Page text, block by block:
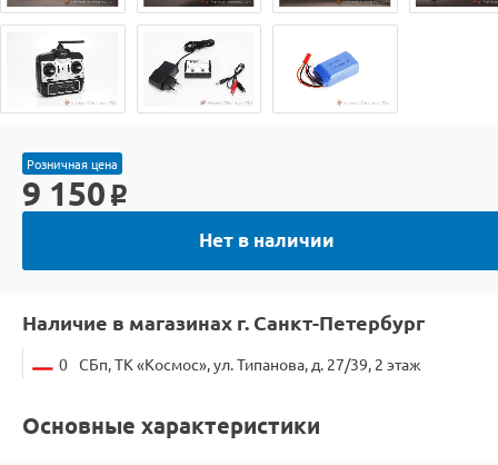
Розничная цена
9 150 o
Нет в наличии
Наличие в магазинах г. Санкт-Петербург
0 СБп, ТК «Космос», ул. Типанова, д. 27/39, 2 этаж
Основные характеристики